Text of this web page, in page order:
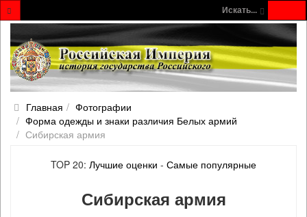
Искать...
Главная
Фотографии
Форма одежды и знаки различия Белых армий
Сибирская армия
TOP 20: Лучшие оценки - Самые популярные
Сибирская армия